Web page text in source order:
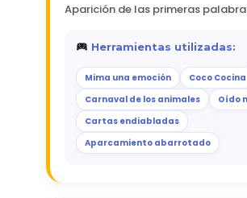
Aparición de las primeras
Herramientas utilizadas:
Mima una emoción
Coco Cocina
Carnaval de los animales
Oído
Cartas endiabladas
Aparcamiento abarrotado